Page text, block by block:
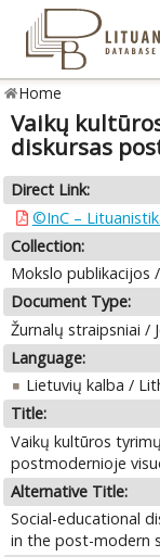
Home
Vaikų
diskursas
Direct Link:
©InC –
Collection:
Mokslo publikacijos
Document Type:
Žurnalų straipsniai /
Language:
Lietuvių kalba /
Title:
Vaikų kultūros
postmodernioje
Alternative Title:
Social-educational
in the post-modern